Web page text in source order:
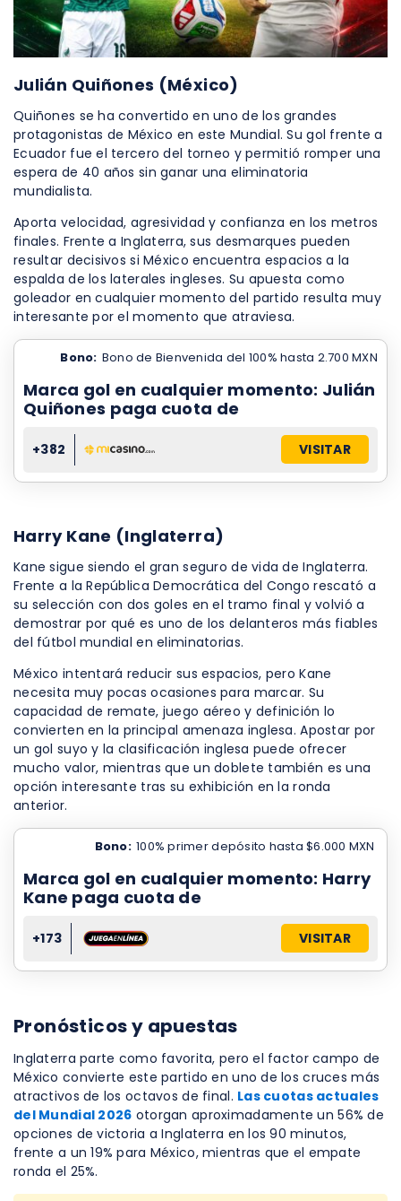
Julián Quiñones (México)
Quiñones se ha convertido en uno de los grandes
protagonistas de México en este Mundial. Su gol frente a
Ecuador fue el tercero del torneo y permitió romper una
espera de 40 años sin ganar una eliminatoria
mundialista.
Aporta velocidad, agresividad y confianza en los metros
finales. Frente a Inglaterra, sus desmarques pueden
resultar decisivos si México encuentra espacios a la
espalda de los laterales ingleses. Su apuesta como
goleador en cualquier momento del partido resulta muy
interesante por el momento que atraviesa.
Bono: Bono de Bienvenida del 100% hasta 2.700 MXN
Marca gol en cualquier momento: Julián
Quiñones paga cuota de
+382 VISITAR
Harry Kane (Inglaterra)
Kane sigue siendo el gran seguro de vida de Inglaterra.
Frente a la República Democrática del Congo rescató a
su selección con dos goles en el tramo final y volvió a
demostrar por qué es uno de los delanteros más fiables
del fútbol mundial en eliminatorias.
México intentará reducir sus espacios, pero Kane
necesita muy pocas ocasiones para marcar. Su
capacidad de remate, juego aéreo y definición lo
convierten en la principal amenaza inglesa. Apostar por
un gol suyo y la clasificación inglesa puede ofrecer
mucho valor, mientras que un doblete también es una
opción interesante tras su exhibición en la ronda
anterior.
Bono: 100% primer depósito hasta $6.000 MXN
Marca gol en cualquier momento: Harry
Kane paga cuota de
+173 VISITAR
Pronósticos y apuestas
Inglaterra parte como favorita, pero el factor campo de
México convierte este partido en uno de los cruces más
atractivos de los octavos de final. Las cuotas actuales
del Mundial 2026 otorgan aproximadamente un 56% de
opciones de victoria a Inglaterra en los 90 minutos,
frente a un 19% para México, mientras que el empate
ronda el 25%.